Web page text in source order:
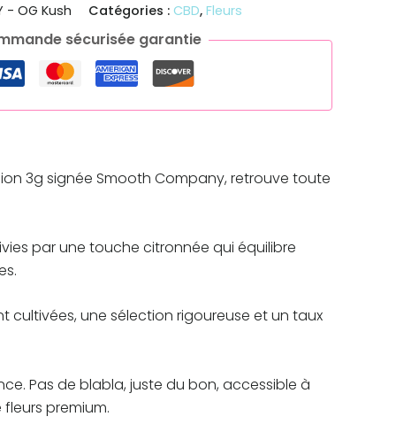
- OG Kush Catégories : CBD, Fleurs
sécurisée garantie
3g signée Smooth Company, retrouve toute
par une touche citronnée qui équilibre
cultivées, une sélection rigoureuse et un taux
Pas de blabla, juste du bon, accessible à
premium.